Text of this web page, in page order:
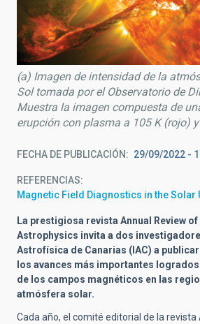
(a) Imagen de intensidad de la
Sol tomada por el Observatorio de
Muestra la imagen compuesta de
erupción con plasma a 105 K (rojo)
FECHA DE PUBLICACIÓN 29/09/2022 -
REFERENCIAS
Magnetic Field Diagnostics in the Solar
La prestigiosa revista Annual Review
Astrophysics invita a dos
Astrofísica de Canarias (IAC) a
los avances más importantes
de los campos magnéticos en las
atmósfera solar.
Cada año, el comité editorial de la